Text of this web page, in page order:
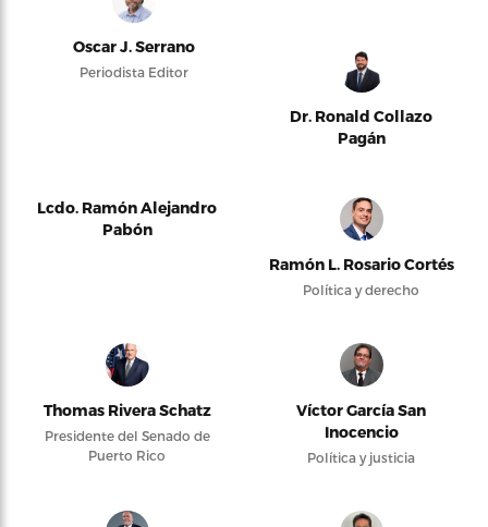
Oscar J. Serrano
Periodista Editor
Dr. Ronald Collazo
Pagán
Lcdo. Ramón Alejandro
Pabón
Ramón L. Rosario Cortés
Política y derecho
Thomas Rivera Schatz
Presidente del Senado de
Puerto Rico
Víctor García San
Inocencio
Política y justicia